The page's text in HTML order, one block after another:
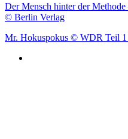
Der Mensch hinter der Methode
© Berlin Verlag
Mr. Hokuspokus © WDR Teil